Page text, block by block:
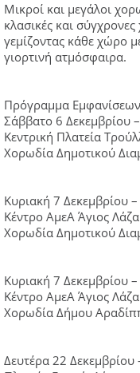
Μικροί και μεγάλοι
κλασικές και σύγχρονες
γεμίζοντας κάθε χώρο
γιορτινή ατμόσφαιρα.
Πρόγραμμα Εμφανίσεων
Σάββατο 6 Δεκεμβρίου
Κεντρική Πλατεία
Χορωδία Δημοτικού
Κυριακή 7 Δεκεμβρίου
Κέντρο ΑμεΑ Άγιος
Χορωδία Δημοτικού
Κυριακή 7 Δεκεμβρίου
Κέντρο ΑμεΑ Άγιος
Χορωδία Δήμου
Δευτέρα 22 Δεκεμβρίου